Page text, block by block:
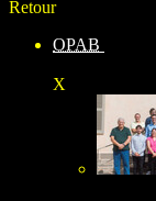
Retour
OPAB
X